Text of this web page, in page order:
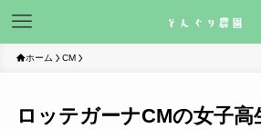
ホーム CM
ロッテガーナCMの女子高